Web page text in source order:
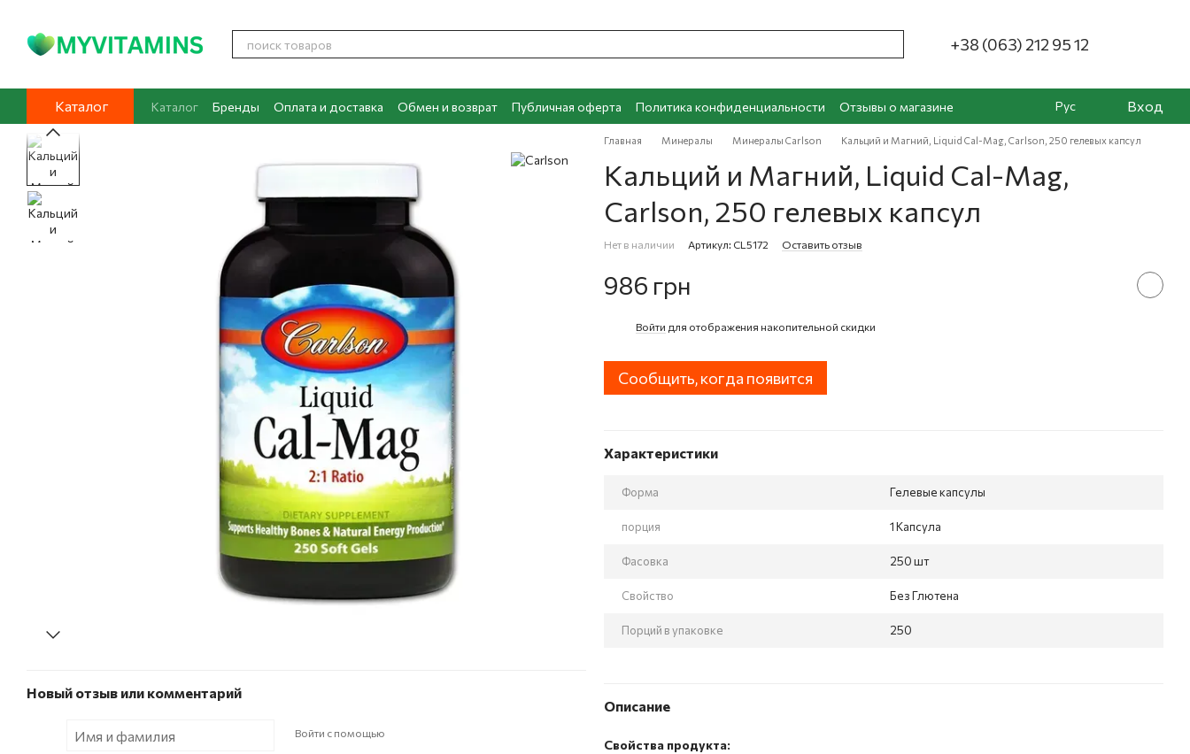
+38 (063) 212 95 12
Каталог Каталог Бренды Оплата и доставка Обмен и возврат Публичная оферта Политика конфиденциальности
Отзывы о магазине
Контакты
О нас Блог
Рус Вход
Новый отзыв или комментарий
Войти с помощью
Главная Минералы Минералы Carlson Кальций и Магний, Liquid Cal-Mag, Carlson, 250 гелевых капсул
Кальций и Магний, Liquid Cal-Mag,
Carlson, 250 гелевых капсул
Нет в наличии Артикул: CL5172 Оставить отзыв
986 грн
Войти для отображения накопительной скидки
Сообщить, когда появится
Характеристики
Форма Гелевые капсулы
порция 1 Капсула
Фасовка 250 шт
Свойство Без Глютена
Порций в упаковке 250
Описание
Свойства продукта: